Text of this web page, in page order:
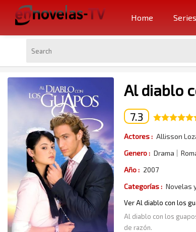
Home Series
Al diablo
7.3
Actores : Allisson
Genero : Drama
Año : 2007
Categorías : Novelas
Ver Al diablo con los
Al diablo con los
de razón.